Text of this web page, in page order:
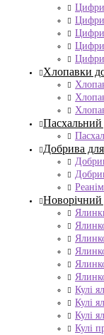
Цифри
Цифри
Цифри
Цифри
Цифри
Хлопавки
Пасхальний
Добрива для
Новорічний
Кулі
Кулі
Кулі
Кулі